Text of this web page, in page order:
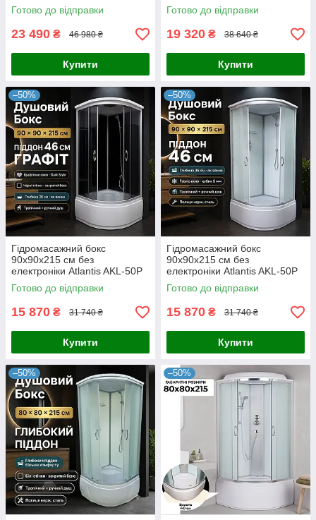
Готово до відправки
23 490 ₴ 46 980 ₴
Купити
Готово до відправки
19 320 ₴ 38 640 ₴
Купити
–50%
Гідромасажний бокс
90x90x215 см без
електроніки Atlantis AKL-50P
ECO GR
Готово до відправки
15 870 ₴ 31 740 ₴
Купити
–50%
Гідромасажний бокс
90x90x215 см без
електроніки Atlantis AKL-50P
ECO XL
Готово до відправки
15 870 ₴ 31 740 ₴
Купити
–50% –50%